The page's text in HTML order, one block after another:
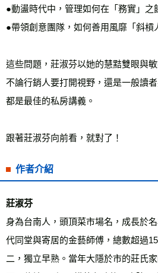
●動盪時代中，管理如何在「務實」之
●帶領創意團隊，如何善用風靡「斜槓
這些問題，莊淑芬以她的慧黠雙眼與
不論行銷人要打開視野，還是一般讀
都是最佳的私房講義。
跟著莊淑芬向前看，就對了！
作者介紹
莊淑芬
身為台南人，頭頂菜市場名，成長於
代同堂與寄居的金藝師傅，總數超過
二，獨立早熟。當年大隱於市的莊氏